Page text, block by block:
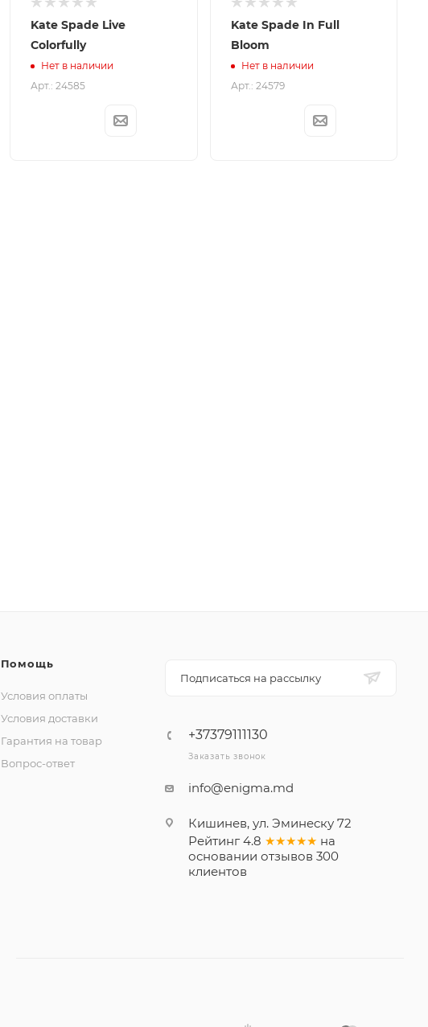
Kate Spade Live
Colorfully
Нет в наличии
Арт.: 24585
Kate Spade In Full
Bloom
Нет в наличии
Арт.: 24579
Помощь
Условия оплаты
Условия доставки
Гарантия на товар
Вопрос-ответ
Подписаться на рассылку
+37379111130
Заказать звонок
info@enigma.md
Кишинев, ул. Эминеску 72
Рейтинг 4.8 ★★★★★ на
основании отзывов 300
клиентов